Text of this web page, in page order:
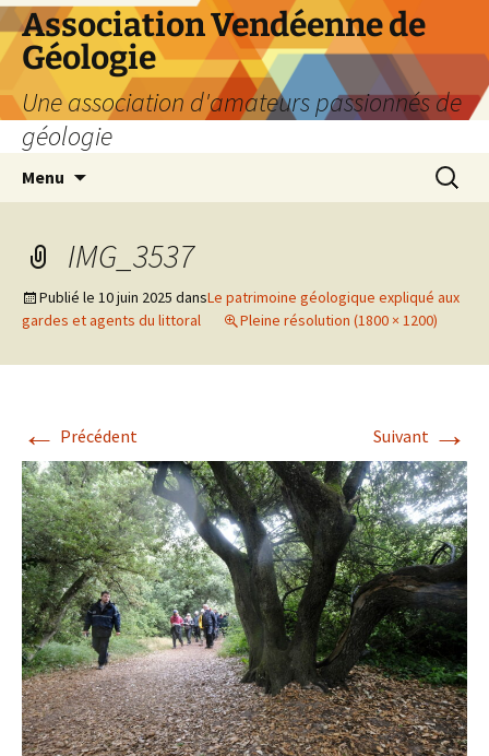
Aller
au
contenu
Association Vendéenne de
Géologie
Une association d'amateurs passionnés de
géologie
Menu
IMG_3537
Publié le 10 juin 2025 dansLe patrimoine géologique expliqué aux
gardes et agents du littoral
Pleine résolution (1800 × 1200)
← Précédent Suivant →